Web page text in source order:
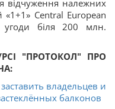
відчуження належних
«1+1» Central European
угоди біля 200 млн.
"ПРОТОКОЛ" ПРО
владельцев и
балконов